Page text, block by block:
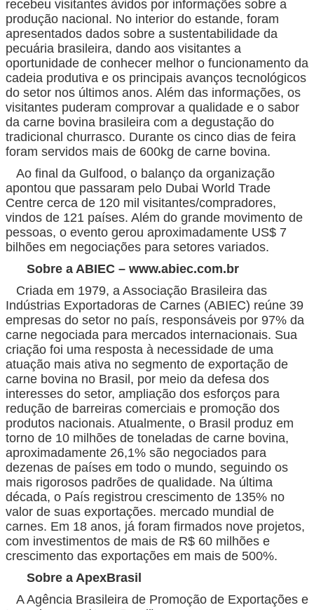
recebeu visitantes àvidos por informações sobre a
produção nacional. No interior do estande, foram
apresentados dados sobre a sustentabilidade da
pecuária brasileira, dando aos visitantes a
oportunidade de conhecer melhor o funcionamento da
cadeia produtiva e os principais avanços tecnológicos
do setor nos últimos anos. Além das informações, os
visitantes puderam comprovar a qualidade e o sabor
da carne bovina brasileira com a degustação do
tradicional churrasco. Durante os cinco dias de feira
foram servidos mais de 600kg de carne bovina.
Ao final da Gulfood, o balanço da organização
apontou que passaram pelo Dubai World Trade
Centre cerca de 120 mil visitantes/compradores,
vindos de 121 países. Além do grande movimento de
pessoas, o evento gerou aproximadamente US$ 7
bilhões em negociações para setores variados.
Sobre a ABIEC – www.abiec.com.br
Criada em 1979, a Associação Brasileira das
Indústrias Exportadoras de Carnes (ABIEC) reúne 39
empresas do setor no país, responsáveis por 97% da
carne negociada para mercados internacionais. Sua
criação foi uma resposta à necessidade de uma
atuação mais ativa no segmento de exportação de
carne bovina no Brasil, por meio da defesa dos
interesses do setor, ampliação dos esforços para
redução de barreiras comerciais e promoção dos
produtos nacionais. Atualmente, o Brasil produz em
torno de 10 milhões de toneladas de carne bovina,
aproximadamente 26,1% são negociados para
dezenas de países em todo o mundo, seguindo os
mais rigorosos padrões de qualidade. Na última
década, o País registrou crescimento de 135% no
valor de suas exportações. mercado mundial de
carnes. Em 18 anos, já foram firmados nove projetos,
com investimentos de mais de R$ 60 milhões e
crescimento das exportações em mais de 500%.
Sobre a ApexBrasil
A Agência Brasileira de Promoção de Exportações e